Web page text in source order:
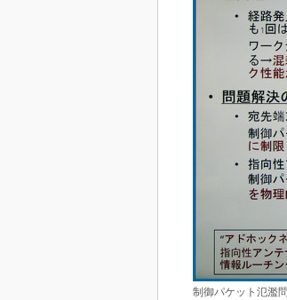
制御パケット氾濫